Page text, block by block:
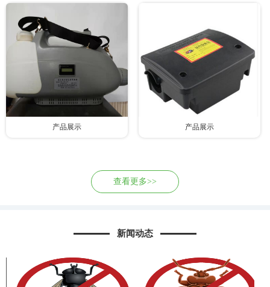
产品展示 产品展示
查看更多>>
新闻动态